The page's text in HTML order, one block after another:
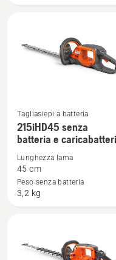
Vedi
maggiori
dettagli
su
215iHD45
senza
Tagliasiepi a batteria
215iHD45 senza
batteria e
Lunghezza lama
45 cm
Peso senza batteria
3,2 kg